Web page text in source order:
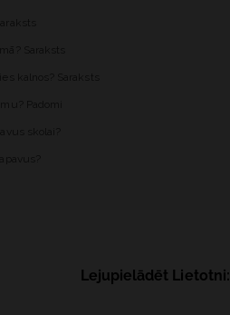
Lejupielādēt Lietotni: